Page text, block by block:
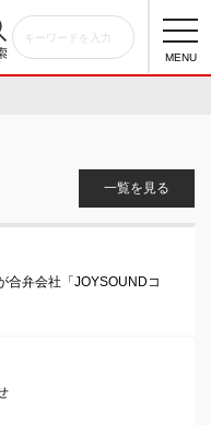
MENU
一覧を見る
合弁会社「JOYSOUNDコ